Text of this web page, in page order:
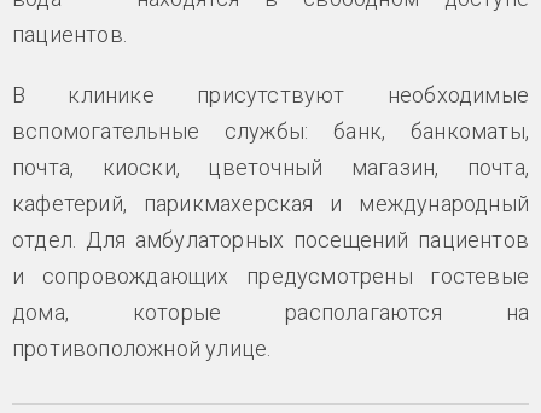
пациентов.
В клинике присутствуют необходимые
вспомогательные службы: банк, банкоматы,
почта, киоски, цветочный магазин, почта,
кафетерий, парикмахерская и международный
отдел. Для амбулаторных посещений пациентов
и сопровождающих предусмотрены гостевые
дома, которые располагаются на
противоположной улице.